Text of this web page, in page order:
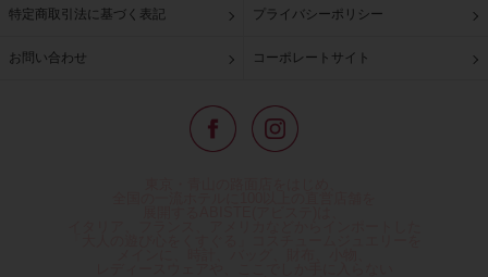
特定商取引法に基づく表記 プライバシーポリシー
お問い合わせ コーポレートサイト